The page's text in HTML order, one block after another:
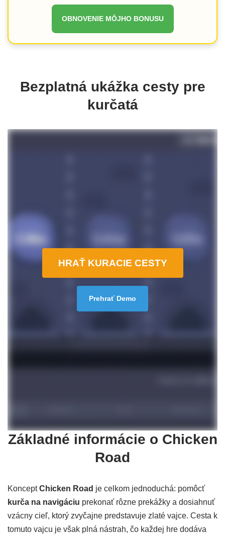
OBNOVENIE MÔJHO BONUSU
Bezplatná ukážka cesty pre
kurčatá
HRAŤ KURACIE CESTY
Prehrať Demo
Základné informácie o Chicken
Road
KonceptChicken Road je celkom jednoduchá: pomôcť
kurča na navigáciu prekonať rôzne prekážky a dosiahnuť
vzácny cieľ, ktorý zvyčajne predstavuje zlaté vajce. Cesta k
tomuto vajcu je však plná nástrah, čo každej hre dodáva